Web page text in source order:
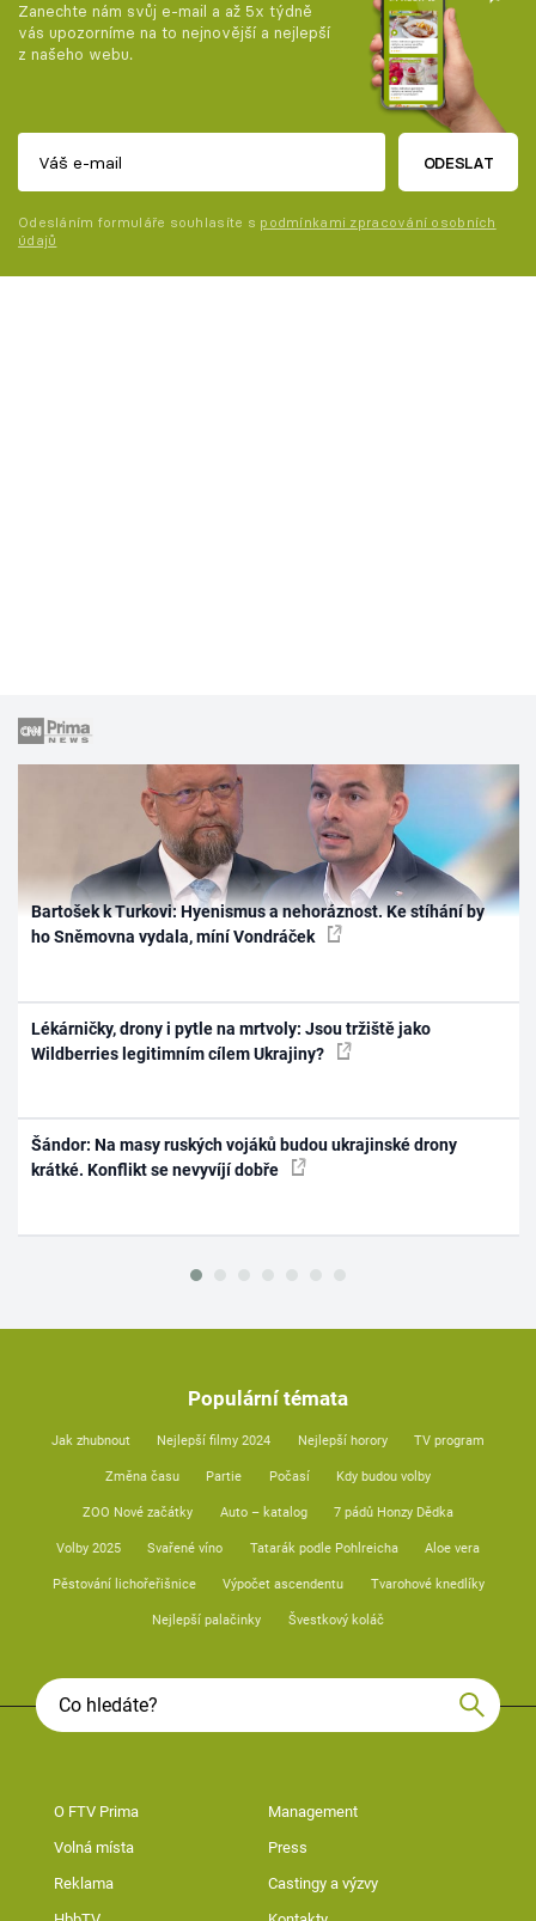
Zanechte nám svůj e-mail a až 5x týdně
vás upozorníme na to nejnovější a nejlepší
z našeho webu.
ODESLAT
Odesláním formuláře souhlasíte s podmínkami zpracování osobních
údajů
Bartošek k Turkovi: Hyenismus a nehoráznost. Ke stíhání by
ho Sněmovna vydala, míní Vondráček
Lékárničky, drony i pytle na mrtvoly: Jsou tržiště jako
Wildberries legitimním cílem Ukrajiny?
Šándor: Na masy ruských vojáků budou ukrajinské drony
krátké. Konflikt se nevyvíjí dobře
Populární témata
Jak zhubnout Nejlepší filmy 2024 Nejlepší horory TV program
Změna času Partie Počasí Kdy budou volby
ZOO Nové začátky Auto – katalog 7 pádů Honzy Dědka
Volby 2025 Svařené víno Tatarák podle Pohlreicha Aloe vera
Pěstování lichořeřišnice Výpočet ascendentu Tvarohové knedlíky
Nejlepší palačinky Švestkový koláč
O FTV Prima Management
Volná místa Press
Reklama Castingy a výzvy